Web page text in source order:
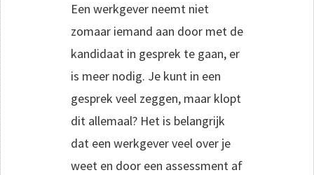
Een werkgever neemt niet
zomaar iemand aan door met de
kandidaat in gesprek te gaan, er
is meer nodig. Je kunt in een
gesprek veel zeggen, maar klopt
dit allemaal? Het is belangrijk
dat een werkgever veel over je
weet en door een assessment af